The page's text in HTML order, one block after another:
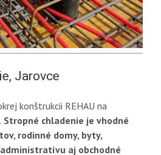
Jarovce
konštrukcii REHAU na
Stropné chladenie je vhodné
rodinné domy, byty,
aj obchodné